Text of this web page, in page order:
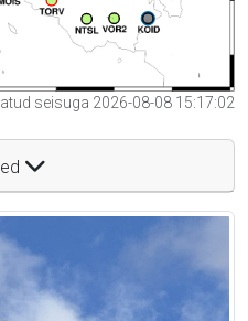
seisuga 2026-08-08 15:17:02